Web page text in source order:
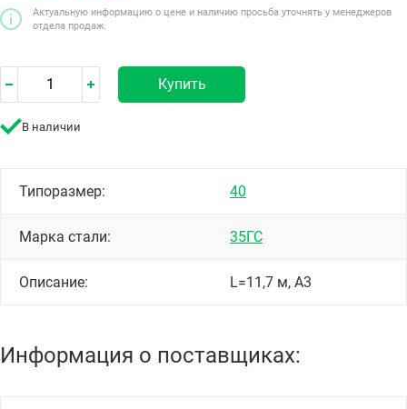
Актуальную информацию о цене и наличию просьба уточнять у менеджеров
отдела продаж.
Купить
В наличии
Типоразмер: 40
Марка стали: 35ГС
Описание: L=11,7 м, А3
Информация о поставщиках: